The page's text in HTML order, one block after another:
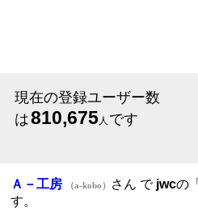
現在の登録ユーザー数
は810,675人 です
Ａ－工房 （a-kobo） さん で jwcの「
す。